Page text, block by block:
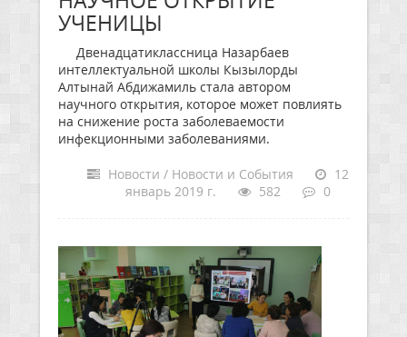
УЧЕНИЦЫ
Двенадцатиклассница Назарбаев
интеллектуальной школы Кызылорды
Алтынай Абдижамиль стала автором
научного открытия, которое может повлиять
на снижение роста заболеваемости
инфекционными заболеваниями.
Новости / Новости и События
12
январь 2019 г.
582 0